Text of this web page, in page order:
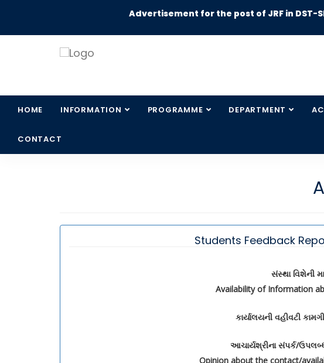
Advertisement for the post of JRF in
HOME INFORMATION PROGRAMME DEPARTMENT
CONTACT
Students Feedback
સંસ્થા વિશેની
Availability of Information
કાર્યાલયની વહીવટી
આચાર્યશ્રીના સંપર્ક/
Opinion about the contact/